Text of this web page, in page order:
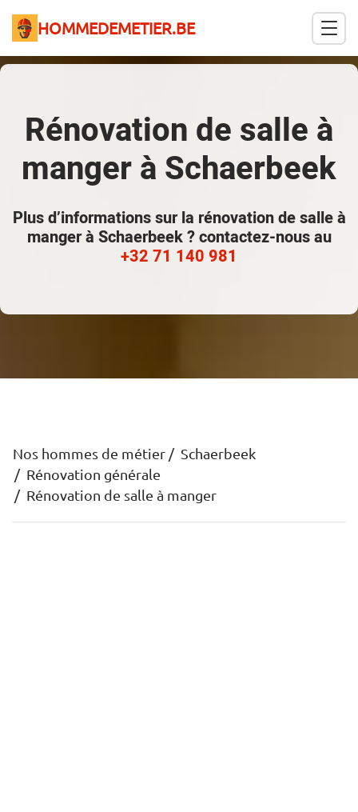
HOMMEDEMETIER.BE
Rénovation de salle à
manger à Schaerbeek
Plus d’informations sur la rénovation de salle à
manger à Schaerbeek ? contactez-nous au
+32 71 140 981
Nos hommes de métier
Schaerbeek
Rénovation générale
Rénovation de salle à manger